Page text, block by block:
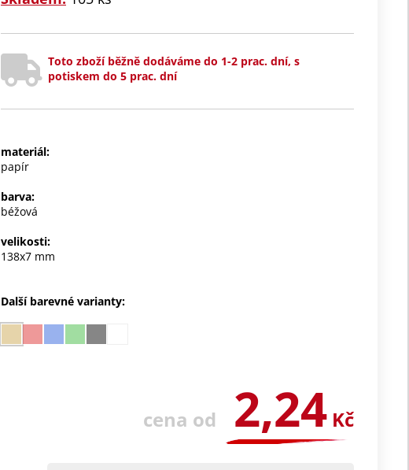
Toto zboží běžně dodáváme do 1-2 prac. dní, s
potiskem do 5 prac. dní
materiál:
papír
barva:
béžová
velikosti:
138x7 mm
Další barevné varianty:
cena od 2,24 Kč